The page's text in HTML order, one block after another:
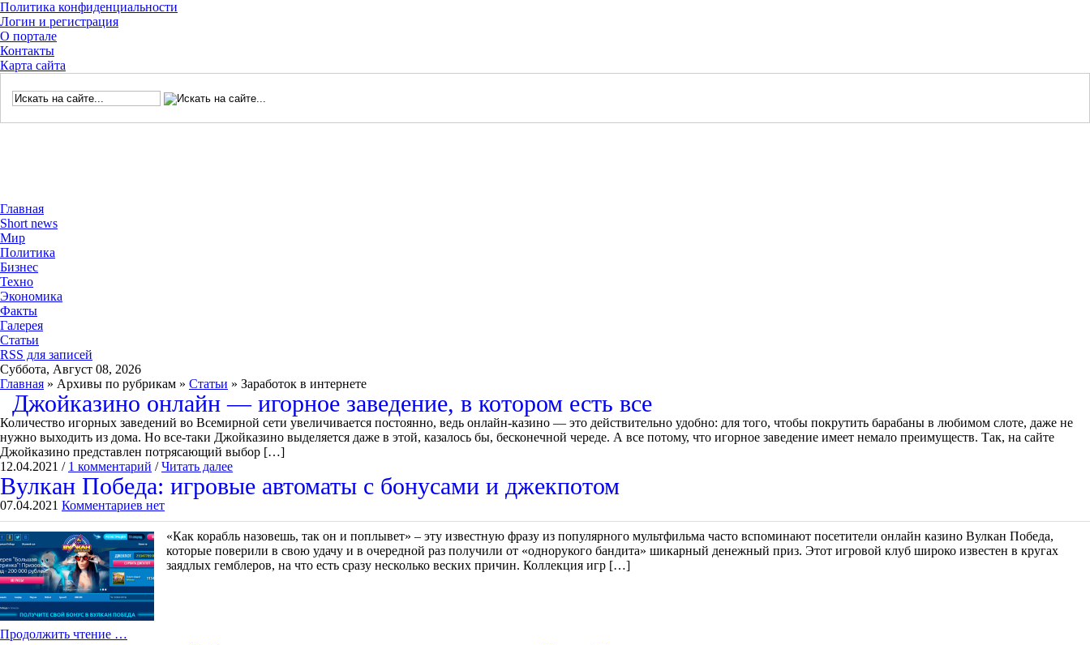
Политика конфиденциальности
Логин и регистрация
О портале
Контакты
Карта сайта
Главная
Short news
Мир
Политика
Бизнес
Техно
Экономика
Факты
Галерея
Статьи
RSS для записей
Суббота, Август 08, 2026
Главная » Архивы по рубрикам » Статьи » Заработок в интернете
Джойказино онлайн — игорное заведение, в котором есть все
Количество игорных заведений во Всемирной сети увеличивается постоянно, ведь онлайн-казино — это действительно удобно: для того, чтобы покрутить барабаны в любимом слоте, даже не
нужно выходить из дома. Но все-таки Джойказино выделяется даже в этой, казалось бы, бесконечной череде. А все потому, что игорное заведение имеет немало преимуществ. Так, на сайте
Джойказино представлен потрясающий выбор […]
12.04.2021 / 1 комментарий /Читать далее
Вулкан Победа: игровые автоматы с бонусами и джекпотом
07.04.2021 Комментариев нет
«Как корабль назовешь, так он и поплывет» – эту известную фразу из популярного мультфильма часто вспоминают посетители онлайн казино Вулкан Победа,
которые поверили в свою удачу и в очередной раз получили от «однорукого бандита» шикарный денежный приз. Этот игровой клуб широко известен в кругах
заядлых гемблеров, на что есть сразу несколько веских причин. Коллекция игр […]
Продолжить чтение …